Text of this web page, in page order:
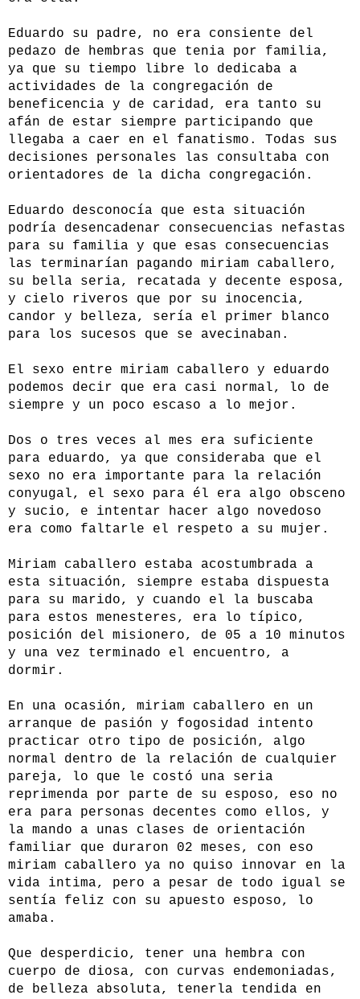
Eduardo su padre, no era consiente del
pedazo de hembras que tenia por familia,
ya que su tiempo libre lo dedicaba a
actividades de la congregación de
beneficencia y de caridad, era tanto su
afán de estar siempre participando que
llegaba a caer en el fanatismo. Todas sus
decisiones personales las consultaba con
orientadores de la dicha congregación.
Eduardo desconocía que esta situación
podría desencadenar consecuencias nefastas
para su familia y que esas consecuencias
las terminarían pagando miriam caballero,
su bella seria, recatada y decente esposa,
y cielo riveros que por su inocencia,
candor y belleza, sería el primer blanco
para los sucesos que se avecinaban.
El sexo entre miriam caballero y eduardo
podemos decir que era casi normal, lo de
siempre y un poco escaso a lo mejor.
Dos o tres veces al mes era suficiente
para eduardo, ya que consideraba que el
sexo no era importante para la relación
conyugal, el sexo para él era algo obsceno
y sucio, e intentar hacer algo novedoso
era como faltarle el respeto a su mujer.
Miriam caballero estaba acostumbrada a
esta situación, siempre estaba dispuesta
para su marido, y cuando el la buscaba
para estos menesteres, era lo típico,
posición del misionero, de 05 a 10 minutos
y una vez terminado el encuentro, a
dormir.
En una ocasión, miriam caballero en un
arranque de pasión y fogosidad intento
practicar otro tipo de posición, algo
normal dentro de la relación de cualquier
pareja, lo que le costó una seria
reprimenda por parte de su esposo, eso no
era para personas decentes como ellos, y
la mando a unas clases de orientación
familiar que duraron 02 meses, con eso
miriam caballero ya no quiso innovar en la
vida intima, pero a pesar de todo igual se
sentía feliz con su apuesto esposo, lo
amaba.
Que desperdicio, tener una hembra con
cuerpo de diosa, con curvas endemoniadas,
de belleza absoluta, tenerla tendida en